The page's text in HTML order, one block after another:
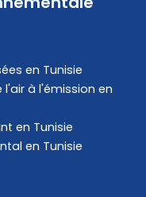
en Tunisie
à l'émission en
en Tunisie
en Tunisie